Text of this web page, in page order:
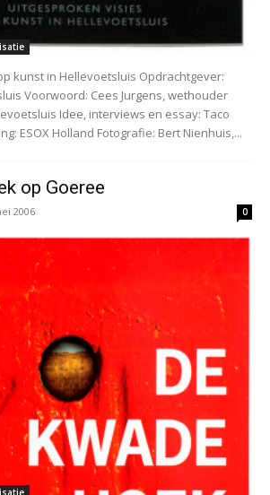
kunst in Hellevoetsluis Opdrachtgever:
Voorwoord: Cees Jurgens, wethouder
Idee, interviews en essay: Taco
ESOX Holland Fotografie: Bert Nienhuis,...
op Goeree
2006 0